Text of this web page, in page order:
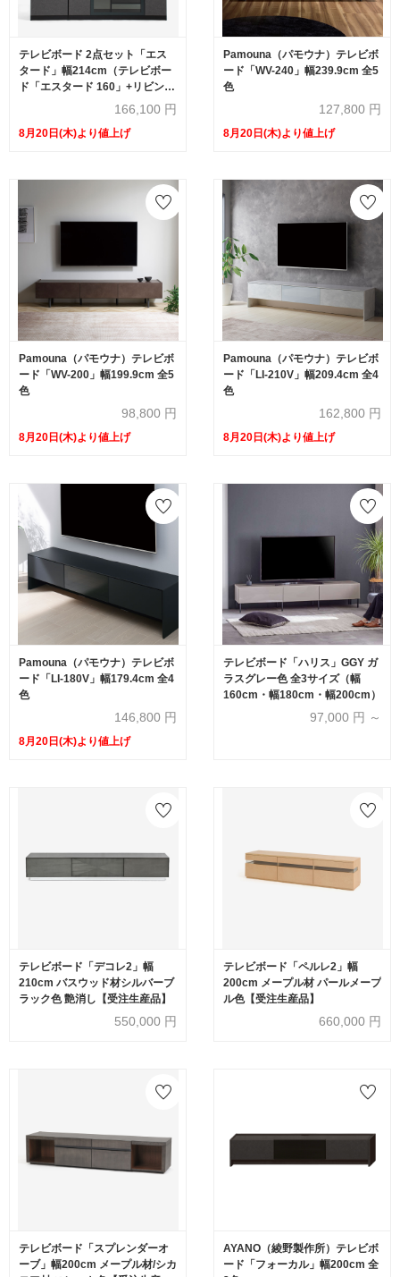
テレビボード 2点セット「エス
タード」幅214cm（テレビボー
ド「エスタード 160」+リビング
ボード「エスタード 60」）【オ
ンラインショップ限定品】
166,100 円
8月20日(木)より値上げ
Pamouna（パモウナ）テレビボ
ード「WV-240」幅239.9cm 全5
色
127,800 円
8月20日(木)より値上げ
Pamouna（パモウナ）テレビボ
ード「WV-200」幅199.9cm 全5
色
98,800 円
8月20日(木)より値上げ
Pamouna（パモウナ）テレビボ
ード「LI-210V」幅209.4cm 全4
色
162,800 円
8月20日(木)より値上げ
Pamouna（パモウナ）テレビボ
ード「LI-180V」幅179.4cm 全4
色
146,800 円
8月20日(木)より値上げ
テレビボード「ハリス」GGY ガ
ラスグレー色 全3サイズ（幅
160cm・幅180cm・幅200cm）
97,000 円 ～
テレビボード「デコレ2」幅
210cm バスウッド材シルバーブ
ラック色 艶消し【受注生産品】
550,000 円
テレビボード「ペルレ2」幅
200cm メープル材 パールメープ
ル色【受注生産品】
660,000 円
テレビボード「スプレンダーオ
ーブ」幅200cm メープル材/シカ
AYANO（綾野製作所）テレビボ
ード「フォーカル」幅200cm 全